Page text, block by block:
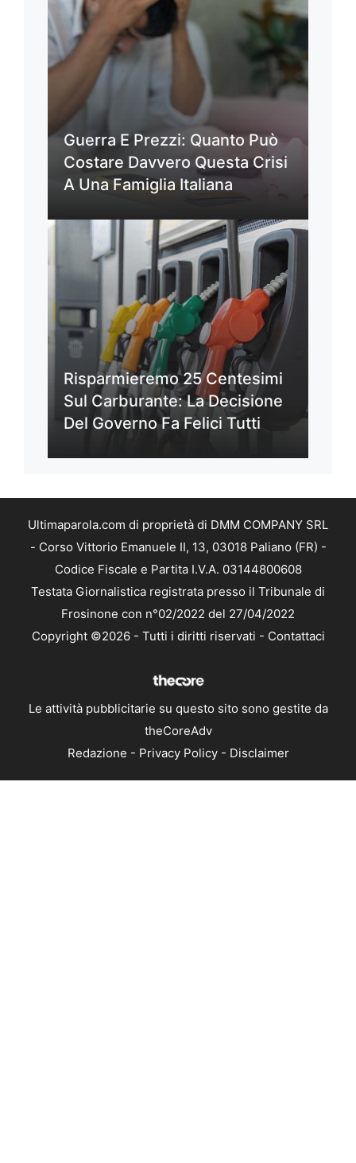
Guerra E Prezzi: Quanto Può
Costare Davvero Questa Crisi
A Una Famiglia Italiana
Risparmieremo 25 Centesimi
Sul Carburante: La Decisione
Del Governo Fa Felici Tutti
Ultimaparola.com di proprietà di DMM COMPANY SRL
- Corso Vittorio Emanuele II, 13, 03018 Paliano (FR) -
Codice Fiscale e Partita I.V.A. 03144800608
Testata Giornalistica registrata presso il Tribunale di
Frosinone con n°02/2022 del 27/04/2022
Copyright ©2026 - Tutti i diritti riservati - Contattaci
Le attività pubblicitarie su questo sito sono gestite da
theCoreAdv
Redazione - Privacy Policy- Disclaimer